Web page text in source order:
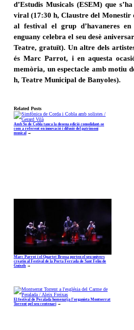
d’Estudis Musicals (ESEM) que
viral (17:30 h, Claustre del Monestir
al festival el grup d’havaneres
enguany celebra el seu desè
Teatre, gratuït). Un altre dels
és Marc Parrot, i en aquesta
memòria, un espectacle amb motiu
h, Teatre Municipal de Banyoles).
Related Posts
Amb So de Cobla tanca la desena edició consolidant-se
com a referent en innovació i difusió del patrimoni
musical →
Marc Parrot i el Quartet Brossa porten el seu univers
creatiu al Festival de la Porta Ferrada de Sant Feliu de
Guíxols →
El festival de Peralada homenatja l’organista Montserrat
Torrent pel seu centenari →